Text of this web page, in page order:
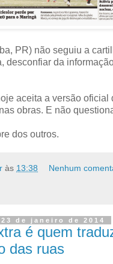
PR) não seguiu a
desconfiar da
aceita a versão oficial
obras. E não
dos outros.
às 13:38 Nenhum
de janeiro de 2014
é quem
das ruas